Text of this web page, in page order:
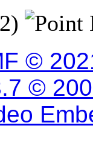
©
©